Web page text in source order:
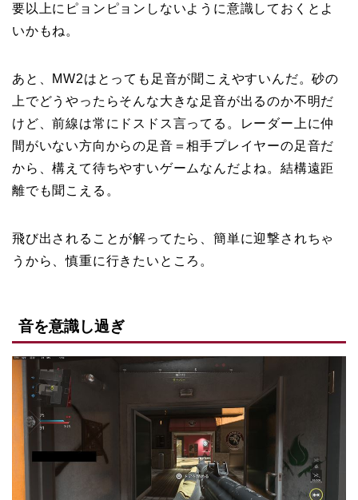
要以上にピョンピョンしないように意識しておくとよ
いかもね。
あと、MW2はとっても足音が聞こえやすいんだ。砂の
上でどうやったらそんな大きな足音が出るのか不明だ
けど、前線は常にドスドス言ってる。レーダー上に仲
間がいない方向からの足音＝相手プレイヤーの足音だ
から、構えて待ちやすいゲームなんだよね。結構遠距
離でも聞こえる。
飛び出されることが解ってたら、簡単に迎撃されちゃ
うから、慎重に行きたいところ。
音を意識し過ぎ